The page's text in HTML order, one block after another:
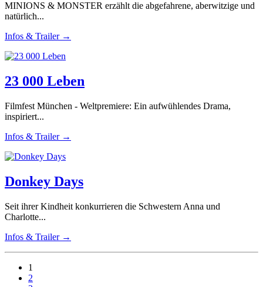
MINIONS & MONSTER erzählt die abgefahrene, aberwitzige und
natürlich...
Infos & Trailer →
23 000 Leben
Filmfest München - Weltpremiere: Ein aufwühlendes Drama,
inspiriert...
Infos & Trailer →
Donkey Days
Seit ihrer Kindheit konkurrieren die Schwestern Anna und
Charlotte...
Infos & Trailer →
1
2